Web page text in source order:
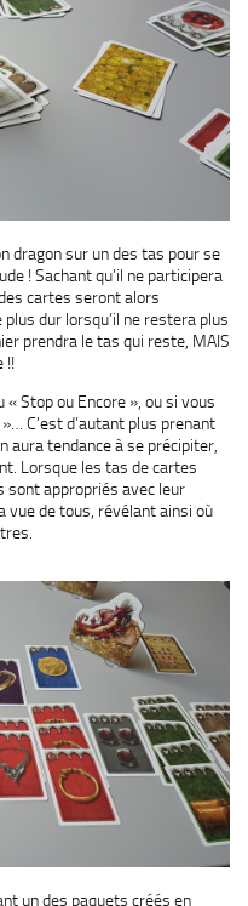
dragon sur un des tas pour se
! Sachant qu’il ne participera
cartes seront alors
dur lorsqu’il ne restera plus
prendra le tas qui reste, MAIS
!!
Stop ou Encore », ou si vous
C’est d’autant plus prenant
aura tendance à se précipiter,
Lorsque les tas de cartes
sont appropriés avec leur
vue de tous, révélant ainsi où
un des paquets créés en